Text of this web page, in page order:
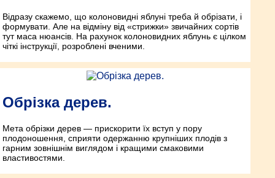
Відразу скажемо, що колоновидні яблуні треба й обрізати, і
формувати. Але на відміну від «стрижки» звичайних сортів
тут маса нюансів. На рахунок колоновидних яблунь є цілком
чіткі інструкції, розроблені вченими.
Обрізка дерев.
Мета обрізки дерев — прискорити їх вступ у пору
плодоношення, сприяти одержанню крупніших плодів з
гарним зовнішнім виглядом і кращими смаковими
властивостями.